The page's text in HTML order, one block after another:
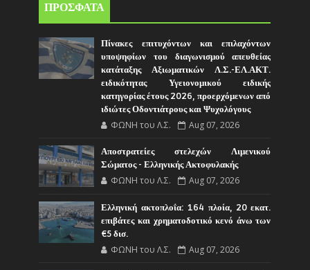
ΠΡΟΣΦΑΤΑ
Πίνακες επιτυχόντων και επιλαχόντων
υποψηφίων του διαγωνισμού απευθείας
κατάταξης Αξιωματικών Λ.Σ.-ΕΛ.ΑΚΤ.
ειδικότητας Υγειονομικού ειδικής
κατηγορίας έτους 2026, προερχόμενων από
ιδιώτες Οδοντιάτρους και Ψυχολόγους
ΦΩΝΗ του Λ.Σ. Aug 07, 2026
Αποστρατείες στελεχών Λιμενικού
Σώματος - Ελληνικής Ακτοφυλακής
ΦΩΝΗ του Λ.Σ. Aug 07, 2026
Ελληνική ακτοπλοΐα: 164 πλοία, 20 εκατ.
επιβάτες και χρηματοδοτικό κενό άνω των
€5 δισ.
ΦΩΝΗ του Λ.Σ. Aug 07, 2026